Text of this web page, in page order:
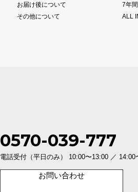
お届け後について
その他について
7年
ALL
お問い合わせ
0570-039-777
電話受付（平日のみ） 10:00〜13:00 ／ 14:00